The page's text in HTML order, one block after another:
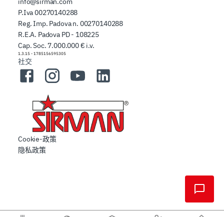
P.Iva 00270140288
Reg. Imp. Padova n. 00270140288
R.E.A. Padova PD - 108225
Cap. Soc. 7.000.000 € i.v.
1.3.15 - 1785156595305
社交
FacebookInstagramYouTubeLinkedIn
Cookie-政策
隐私政策